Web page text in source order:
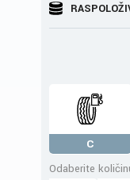
C
Odaberite